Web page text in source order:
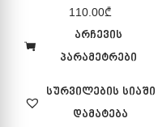
110.00₾
არჩევის
პარამეტრები
სურვილების სიაში
დამატება